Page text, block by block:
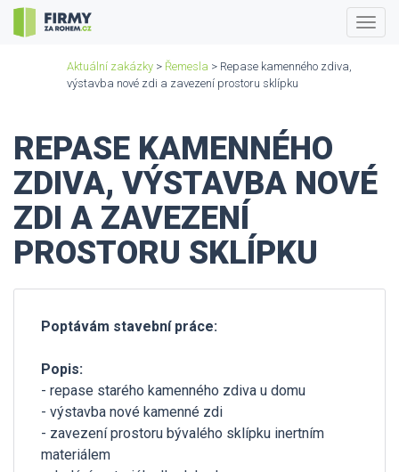
Aktuální zakázky > Řemesla > Repase kamenného zdiva,
výstavba nové zdi a zavezení prostoru sklípku
REPASE KAMENNÉHO
ZDIVA, VÝSTAVBA NOVÉ
ZDI A ZAVEZENÍ
PROSTORU SKLÍPKU
Poptávám stavební práce:
Popis:
- repase starého kamenného zdiva u domu
- výstavba nové kamenné zdi
- zavezení prostoru bývalého sklípku inertním
materiálem